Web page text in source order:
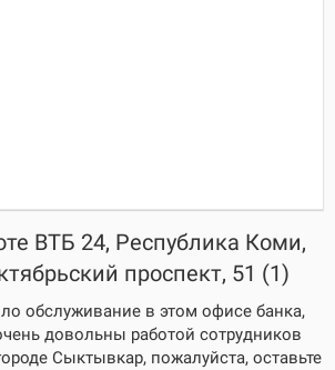
ВТБ 24, Республика Коми,
проспект, 51 (1)
обслуживание в этом офисе банка,
довольны работой сотрудников
Сыктывкар, пожалуйста, оставьте